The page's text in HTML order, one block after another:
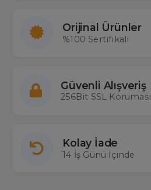
Orijinal Ürünler
%100 Sertifikalı
Güvenli Alışveriş
256Bit SSL Koruması
Kolay İade
14 İş Günü İçinde